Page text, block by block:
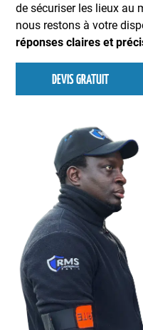
de sécuriser les lieux au
nous restons à votre
réponses claires et
DEVIS GRATUIT